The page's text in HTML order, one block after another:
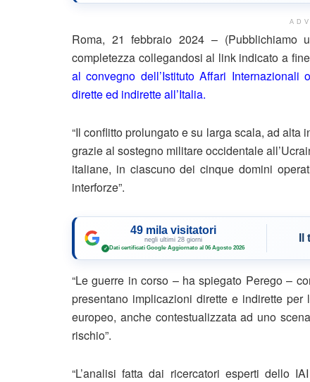
Roma, 21 febbraio 2024 – (Pubblichiamo
completezza collegandosi al link indicato a
al convegno dell’Istituto Affari
dirette ed indirette all’Italia.
“Il conflitto prolungato e su larga scala, ad
grazie al sostegno militare occidentale
italiane, in ciascuno dei cinque domini
interforze”.
49 mila visitatori
negli ultimi 28 giorni
✓ Dati certificati Google·Aggiornato al 06 Agosto 2026
“Le guerre in corso – ha spiegato Perego –
presentano implicazioni dirette e indirette
europeo, anche contestualizzata ad uno
rischio”.
“L’analisi fatta dai ricercatori esperti dello